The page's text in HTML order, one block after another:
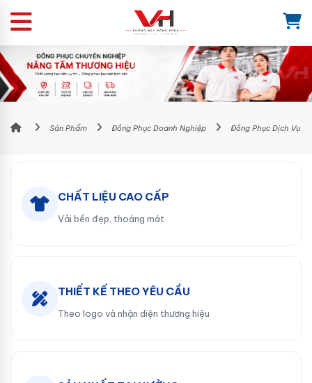
Sản Phẩm Đồng Phục Doanh Nghiệp Đồng Phục Dịch Vụ
CHẤT LIỆU CAO CẤP
Vải bền đẹp, thoáng mát
THIẾT KẾ THEO YÊU CẦU
Theo logo và nhận diện thương hiệu